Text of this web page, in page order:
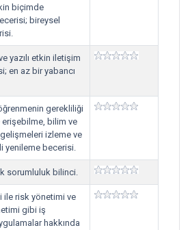
biçimde
bireysel
yazılı etkin iletişim
en az bir yabancı
gerekliliği
bilim ve
izleme ve
yenileme becerisi.
sorumluluk bilinci.
ile risk yönetimi ve
gibi iş
hakkında